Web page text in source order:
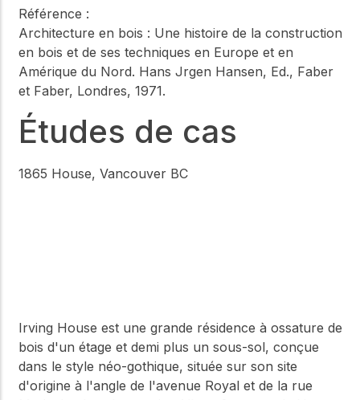
Référence :
Architecture en bois : Une histoire de la construction
en bois et de ses techniques en Europe et en
Amérique du Nord. Hans Jrgen Hansen, Ed., Faber
et Faber, Londres, 1971.
Études de cas
1865 House, Vancouver BC
Irving House est une grande résidence à ossature de
bois d'un étage et demi plus un sous-sol, conçue
dans le style néo-gothique, située sur son site
d'origine à l'angle de l'avenue Royal et de la rue